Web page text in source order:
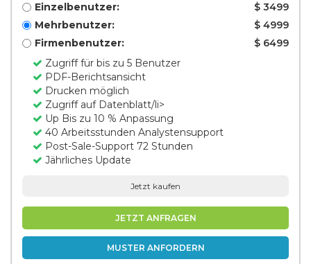
Einzelbenutzer:
$ 3499
Mehrbenutzer:
$ 4999
Firmenbenutzer:
$ 6499
Zugriff für bis zu 5 Benutzer
PDF-Berichtsansicht
Drucken möglich
Zugriff auf Datenblatt/li>
Up Bis zu 10 % Anpassung
40 Arbeitsstunden Analystensupport
Post-Sale-Support 72 Stunden
Jährliches Update
Jetzt kaufen
JETZT ANFRAGEN
MUSTER ANFORDERN